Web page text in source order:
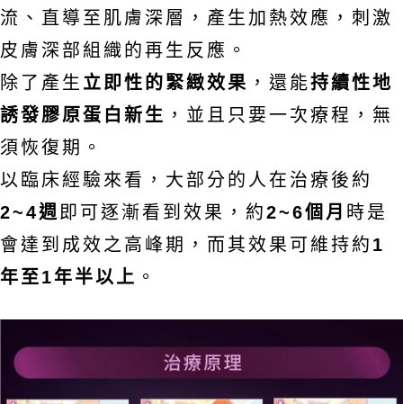
流、直導至肌膚深層，產生加熱效應，刺激
皮膚深部組織的再生反應。
除了產生 立即性的緊緻效果 ，還能 持續性地
誘發膠原蛋白新生 ，並且只要一次療程，無
須恢復期。
以臨床經驗來看，大部分的人在治療後約
2~4週 即可逐漸看到效果，約 2~6個月 時是
會達到成效之高峰期，而其效果可維持約 1
年至1年半以上 。